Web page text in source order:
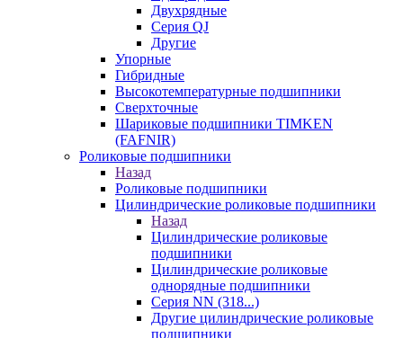
Двухрядные
Серия QJ
Другие
Упорные
Гибридные
Высокотемпературные подшипники
Сверхточные
Шариковые подшипники TIMKEN
(FAFNIR)
Роликовые подшипники
Назад
Роликовые подшипники
Цилиндрические роликовые подшипники
Назад
Цилиндрические роликовые
подшипники
Цилиндрические роликовые
однорядные подшипники
Серия NN (318...)
Другие цилиндрические роликовые
подшипники